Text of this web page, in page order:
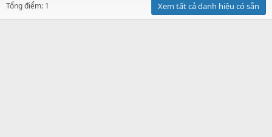
Tổng điểm: 1 Xem tất cả danh hiệu có sẵn